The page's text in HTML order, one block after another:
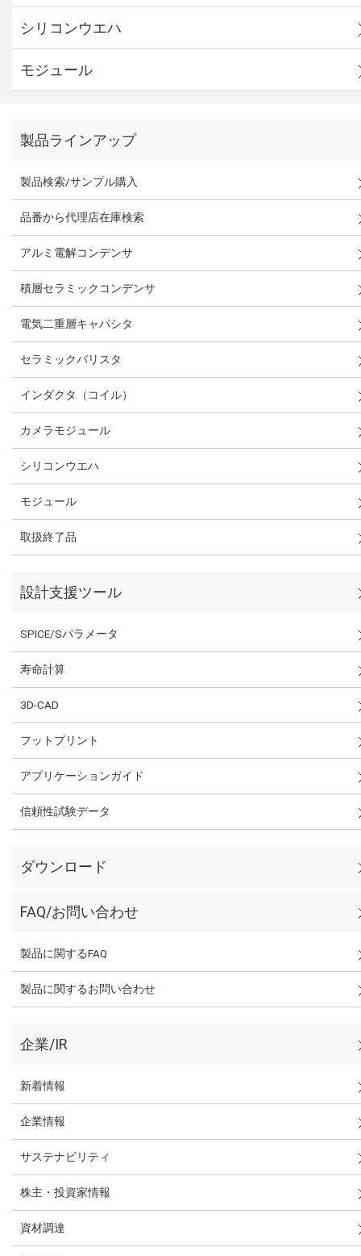
シリコンウエハ
モジュール
製品ラインアップ
製品検索/サンプル購入
品番から代理店在庫検索
アルミ電解コンデンサ
積層セラミックコンデンサ
電気二重層キャパシタ
セラミックバリスタ
インダクタ（コイル）
カメラモジュール
シリコンウエハ
モジュール
取扱終了品
設計支援ツール
SPICE/Sパラメータ
寿命計算
3D-CAD
フットプリント
アプリケーションガイド
信頼性試験データ
ダウンロード
FAQ/お問い合わせ
製品に関するFAQ
製品に関するお問い合わせ
企業/IR
新着情報
企業情報
サステナビリティ
株主・投資家情報
資材調達